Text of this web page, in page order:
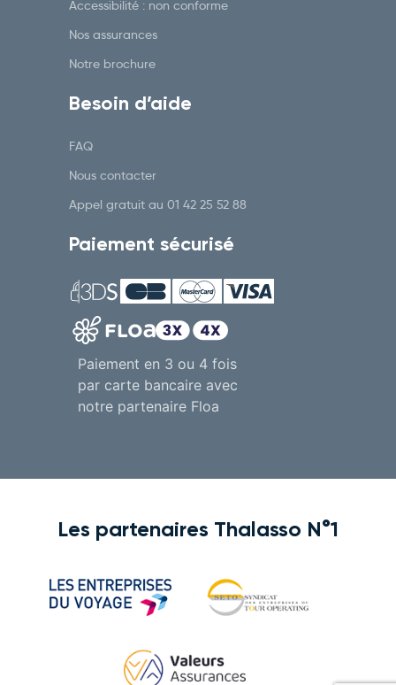
Accessibilité : non conforme
Nos assurances
Notre brochure
Besoin d’aide
FAQ
Nous contacter
Appel gratuit au 01 42 25 52 88
Paiement sécurisé
Paiement en 3 ou 4 fois
par carte bancaire avec
notre partenaire Floa
Les partenaires Thalasso N°1